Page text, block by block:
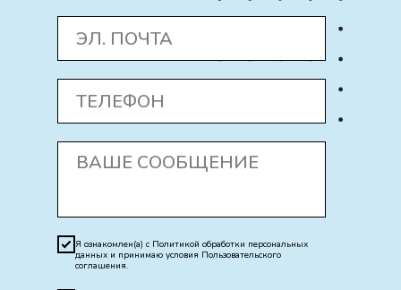
Я ознакомлен(а) с Политикой обработки персональных
данных и принимаю условия Пользовательского
соглашения.